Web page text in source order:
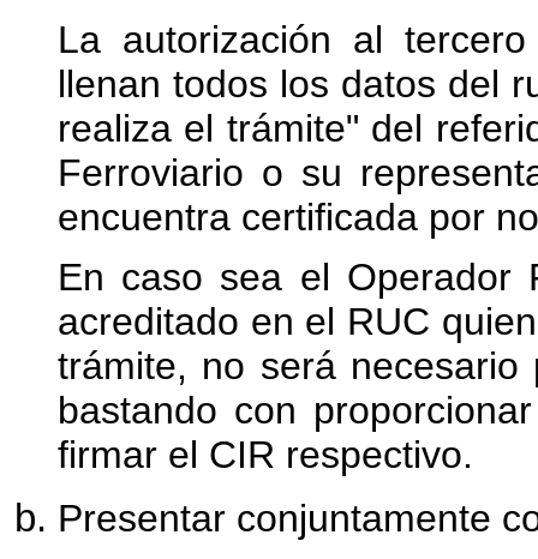
La autorización al
llenan todos los datos del
realiza el trámite" del
Ferroviario o su
encuentra certificada por
En caso sea el Operador
acreditado en el RUC
trámite, no será necesario
bastando con
firmar el CIR respectivo.
Presentar conjuntamente